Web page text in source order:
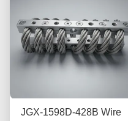
JGX-1598D-428B Wire